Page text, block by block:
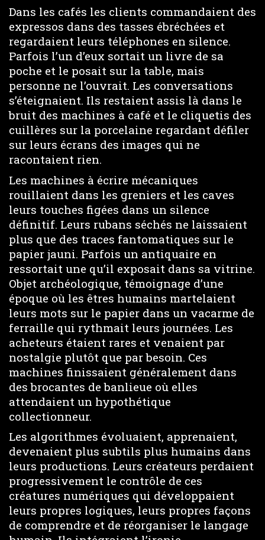
Dans les cafés les clients commandaient des
expressos dans des tasses ébréchées et
regardaient leurs téléphones en silence.
Parfois l’un d’eux sortait un livre de sa
poche et le posait sur la table, mais
personne ne l’ouvrait. Les conversations
s’éteignaient. Ils restaient assis là dans le
bruit des machines à café et le cliquetis des
cuillères sur la porcelaine regardant défiler
sur leurs écrans des images qui ne
racontaient rien.
Les machines à écrire mécaniques
rouillaient dans les greniers et les caves
leurs touches figées dans un silence
définitif. Leurs rubans séchés ne laissaient
plus que des traces fantomatiques sur le
papier jauni. Parfois un antiquaire en
ressortait une qu’il exposait dans sa vitrine.
Objet archéologique, témoignage d’une
époque où les êtres humains martelaient
leurs mots sur le papier dans un vacarme de
ferraille qui rythmait leurs journées. Les
acheteurs étaient rares et venaient par
nostalgie plutôt que par besoin. Ces
machines finissaient généralement dans
des brocantes de banlieue où elles
attendaient un hypothétique
collectionneur.
Les algorithmes évoluaient, apprenaient,
devenaient plus subtils plus humains dans
leurs productions. Leurs créateurs perdaient
progressivement le contrôle de ces
créatures numériques qui développaient
leurs propres logiques, leurs propres façons
de comprendre et de réorganiser le langage